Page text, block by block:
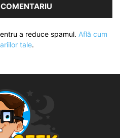
a reduce spamul. Află cum
tale.